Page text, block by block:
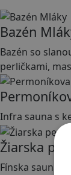
Bazén
Bazén so
perličkami,
Infra sauna s
Žiarska pec
Fínska sauna